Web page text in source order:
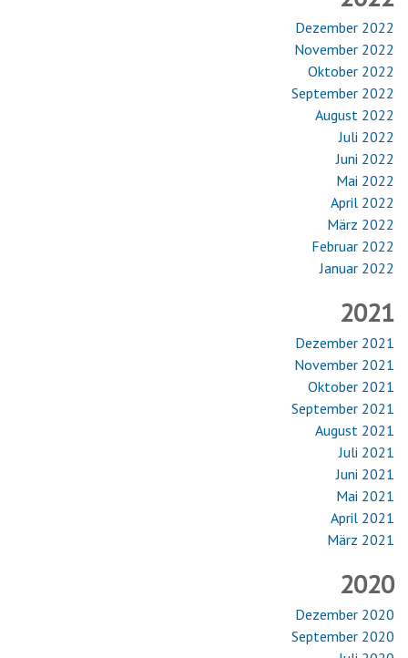
Dezember 2022
November 2022
Oktober 2022
September 2022
August 2022
Juli 2022
Juni 2022
Mai 2022
April 2022
März 2022
Februar 2022
Januar 2022
2021
Dezember 2021
November 2021
Oktober 2021
September 2021
August 2021
Juli 2021
Juni 2021
Mai 2021
April 2021
März 2021
2020
Dezember 2020
September 2020